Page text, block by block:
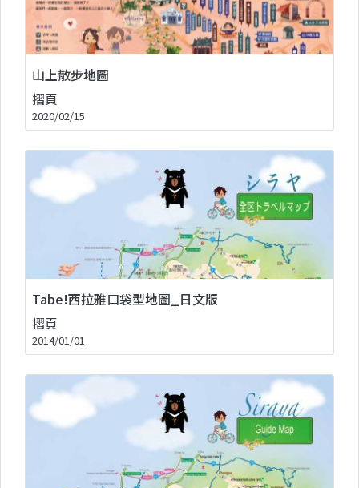
山上散步地圖
摺頁
2020/02/15
Tabe!西拉雅口袋型地圖_日文版
摺頁
2014/01/01